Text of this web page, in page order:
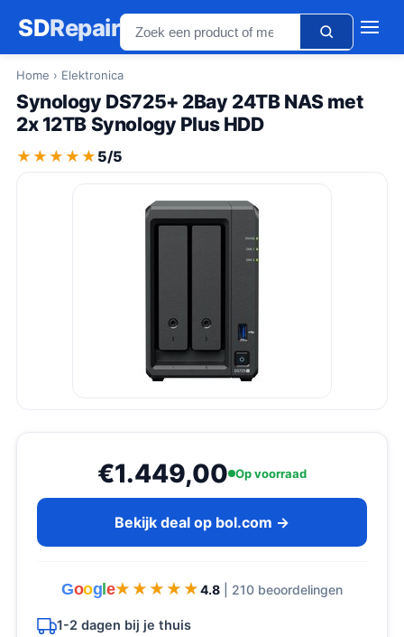
SDRepair
Home › Elektronica
Synology DS725+ 2Bay 24TB NAS met
2x 12TB Synology Plus HDD
★★★★★
★★★★★ 5/5
€1.449,00 Op voorraad
Bekijk deal op bol.com →
Goog e★★★★★
★★★★★ 4.8 | 210 beoordelingen
1-2 dagen bij je thuis